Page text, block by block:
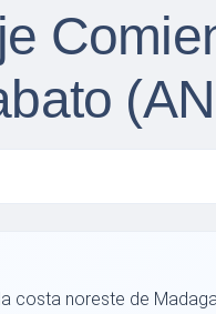
costa noreste de